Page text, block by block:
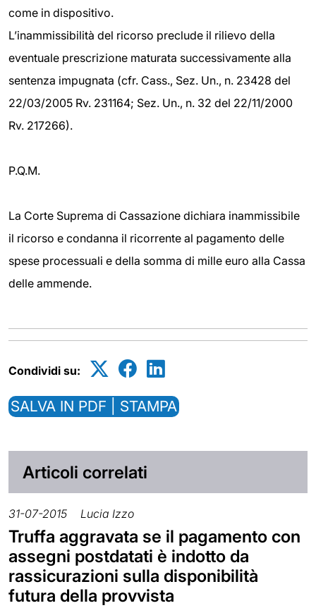
come in dispositivo.
L’inammissibilità del ricorso preclude il rilievo della
eventuale prescrizione maturata successivamente alla
sentenza impugnata (cfr. Cass., Sez. Un., n. 23428 del
22/03/2005 Rv. 231164; Sez. Un., n. 32 del 22/11/2000
Rv. 217266).
P.Q.M.
La Corte Suprema di Cassazione dichiara inammissibile
il ricorso e condanna il ricorrente al pagamento delle
spese processuali e della somma di mille euro alla Cassa
delle ammende.
Condividi su:
SALVA IN PDF | STAMPA
Articoli correlati
31-07-2015 Lucia Izzo
Truffa aggravata se il pagamento con
assegni postdatati è indotto da
rassicurazioni sulla disponibilità
futura della provvista